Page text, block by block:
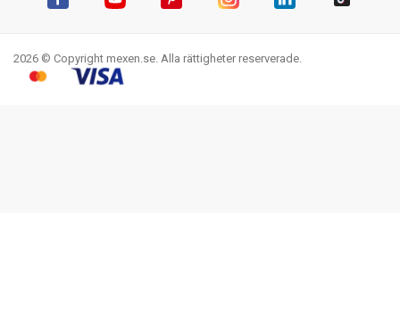
2026 © Copyright mexen.se. Alla rättigheter reserverade.